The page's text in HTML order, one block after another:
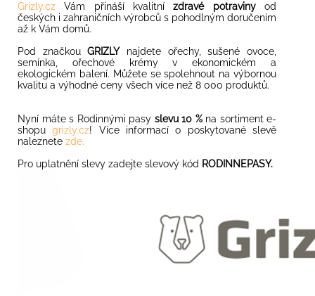
Grizly.cz Vám přináší kvalitnízdravé potravinyod
českých i zahraničních výrobců s pohodlným doručením
až k Vám domů.
Pod značkouGRIZLYnajdete ořechy, sušené ovoce,
semínka, ořechové krémy v ekonomickém a
ekologickém balení. Můžete se spolehnout na výbornou
kvalitu a výhodné ceny všech více než 8 000 produktů.
Nyní máte s Rodinnými pasy slevu 10 %na sortiment e-
shopu grizly.cz! Více informací o poskytované slevě
naleznete zde.
Pro uplatnění slevy zadejte slevový kód RODINNEPASY.